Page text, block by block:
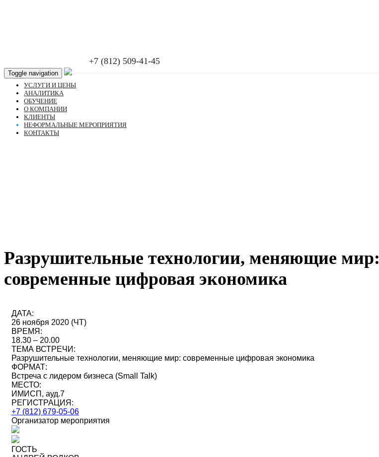
Toggle navigation
+7 (812) 509-41-45
УСЛУГИ И ЦЕНЫ
АНАЛИТИКА
ОБУЧЕНИЕ
О КОМПАНИИ
КЛИЕНТЫ
НЕФОРМАЛЬНЫЕ МЕРОПРИЯТИЯ
КОНТАКТЫ
Разрушительные технологии, меняющие мир:
современные цифровая экономика
ДАТА:
26 ноября 2020 (ЧТ)
ВРЕМЯ:
18.30 – 20.00
ТЕМА ВСТРЕЧИ:
Разрушительные технологии, меняющие мир: современные цифровая экономика
ФОРМАТ:
Встреча с лидером бизнеса (Small Talk)
МЕСТО:
ИМИСП, ауд.7
РЕГИСТРАЦИЯ:
+7 (812) 679-05-06
Организатор мероприятия
ГОСТЬ